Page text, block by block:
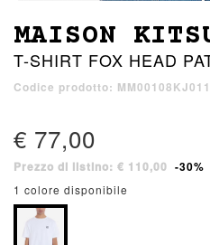
MAISON
T-SHIRT FOX HEAD
Codice prodotto:
€ 77,00
Prezzo di listino: € 110,00 -30%
1 colore disponibile